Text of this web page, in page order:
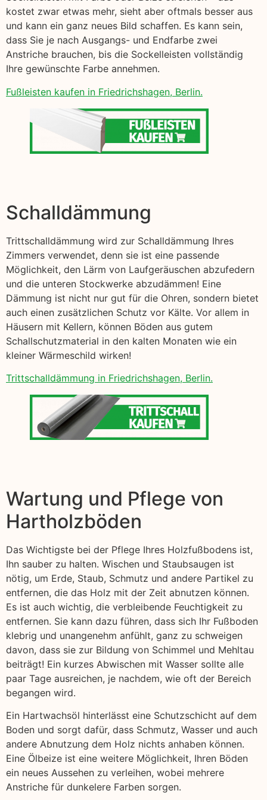
kostet zwar etwas mehr, sieht aber oftmals besser aus
und kann ein ganz neues Bild schaffen. Es kann sein,
dass Sie je nach Ausgangs- und Endfarbe zwei
Anstriche brauchen, bis die Sockelleisten vollständig
Ihre gewünschte Farbe annehmen.
Fußleisten kaufen in Friedrichshagen, Berlin.
Schalldämmung
Trittschalldämmung wird zur Schalldämmung Ihres
Zimmers verwendet, denn sie ist eine passende
Möglichkeit, den Lärm von Laufgeräuschen abzufedern
und die unteren Stockwerke abzudämmen! Eine
Dämmung ist nicht nur gut für die Ohren, sondern bietet
auch einen zusätzlichen Schutz vor Kälte. Vor allem in
Häusern mit Kellern, können Böden aus gutem
Schallschutzmaterial in den kalten Monaten wie ein
kleiner Wärmeschild wirken!
Trittschalldämmung in Friedrichshagen, Berlin.
Wartung und Pflege von
Hartholzböden
Das Wichtigste bei der Pflege Ihres Holzfußbodens ist,
Ihn sauber zu halten. Wischen und Staubsaugen ist
nötig, um Erde, Staub, Schmutz und andere Partikel zu
entfernen, die das Holz mit der Zeit abnutzen können.
Es ist auch wichtig, die verbleibende Feuchtigkeit zu
entfernen. Sie kann dazu führen, dass sich Ihr Fußboden
klebrig und unangenehm anfühlt, ganz zu schweigen
davon, dass sie zur Bildung von Schimmel und Mehltau
beiträgt! Ein kurzes Abwischen mit Wasser sollte alle
paar Tage ausreichen, je nachdem, wie oft der Bereich
begangen wird.
Ein Hartwachsöl hinterlässt eine Schutzschicht auf dem
Boden und sorgt dafür, dass Schmutz, Wasser und auch
andere Abnutzung dem Holz nichts anhaben können.
Eine Ölbeize ist eine weitere Möglichkeit, Ihren Böden
ein neues Aussehen zu verleihen, wobei mehrere
Anstriche für dunkelere Farben sorgen.